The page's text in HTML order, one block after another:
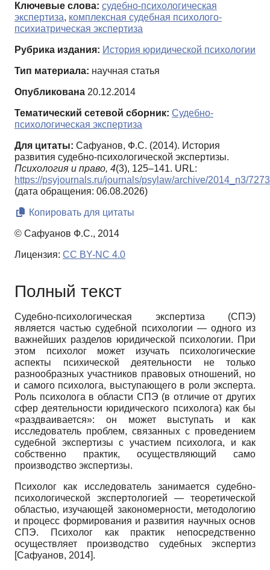
Ключевые слова: судебно-психологическая
экспертиза, комплексная судебная психолого-
психиатрическая экспертиза
Рубрика издания: История юридической психологии
Тип материала: научная статья
Опубликована 20.12.2014
Тематический сетевой сборник: Судебно-
психологическая экспертиза
Для цитаты: Сафуанов, Ф.С. (2014). История
развития судебно-психологической экспертизы.
Психология и право, 4(3), 125–141. URL:
https://psyjournals.ru/journals/psylaw/archive/2014_n3/
(дата обращения: 06.08.2026)
Копировать для цитаты
© Сафуанов Ф.С., 2014
Лицензия: CC BY-NC 4.0
Полный текст
Судебно-психологическая экспертиза (СПЭ)
является частью судебной психологии — одного из
важнейших разделов юридической психологии. При
этом психолог может изучать психологические
аспекты психической деятельности не только
разнообразных участников правовых отношений, но
и самого психолога, выступающего в роли эксперта.
Роль психолога в области СПЭ (в отличие от других
сфер деятельности юридического психолога) как бы
«раздваивается»: он может выступать и как
исследователь проблем, связанных с проведением
судебной экспертизы с участием психолога, и как
собственно практик, осуществляющий само
производство экспертизы.
Психолог как исследователь занимается судебно-
психологической экспертологией — теоретической
областью, изучающей закономерности, методологию
и процесс формирования и развития научных основ
СПЭ. Психолог как практик непосредственно
осуществляет производство судебных экспертиз
[Сафуанов, 2014].